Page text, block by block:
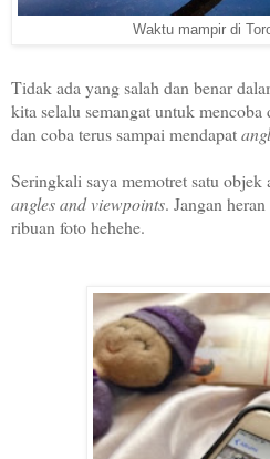
Waktu mampir di
Tidak ada yang salah dan benar
kita selalu semangat untuk
dan coba terus sampai mendapat
Seringkali saya memotret satu objek
angles and viewpoints. Jangan
ribuan foto hehehe.